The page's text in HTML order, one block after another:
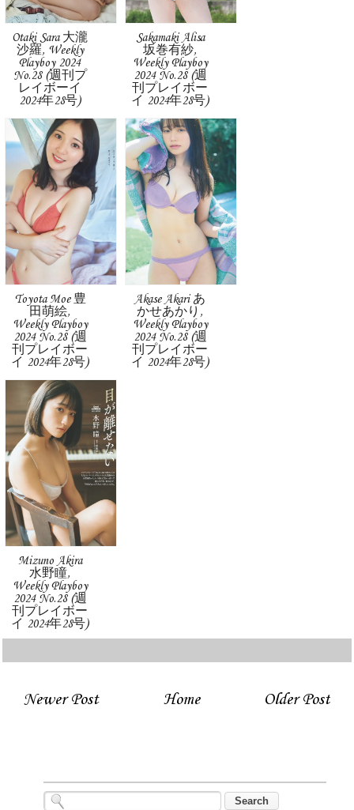
Otaki Sara 大瀧
沙羅, Weekly
Playboy 2024
No.28 (週刊プ
レイボーイ
2024年28号)
Sakamaki Alisa
坂巻有紗,
Weekly Playboy
2024 No.28 (週
刊プレイボー
イ 2024年28号)
Toyota Moe 豊
田萌絵,
Weekly Playboy
2024 No.28 (週
刊プレイボー
イ 2024年28号)
Akase Akari あ
かせあかり,
Weekly Playboy
2024 No.28 (週
刊プレイボー
イ 2024年28号)
Mizuno Akira
水野瞳,
Weekly Playboy
2024 No.28 (週
刊プレイボー
イ 2024年28号)
Newer Post Older Post
Home